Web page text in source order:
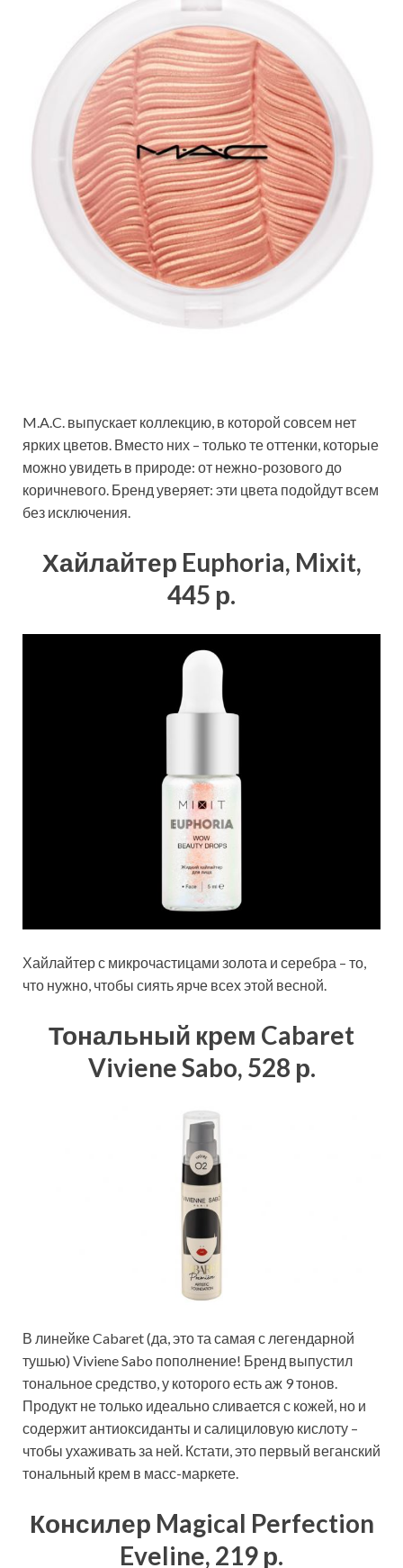
M.A.C. выпускает коллекцию, в которой совсем нет
ярких цветов. Вместо них – только те оттенки, которые
можно увидеть в природе: от нежно-розового до
коричневого. Бренд уверяет: эти цвета подойдут всем
без исключения.
Хайлайтер Euphoria, Mixit,
445 р.
Хайлайтер с микрочастицами золота и серебра – то,
что нужно, чтобы сиять ярче всех этой весной.
Тональный крем Cabaret
Viviene Sabo, 528 р.
В линейке Cabaret (да, это та самая с легендарной
тушью) Viviene Sabo пополнение! Бренд выпустил
тональное средство, у которого есть аж 9 тонов.
Продукт не только идеально сливается с кожей, но и
содержит антиоксиданты и салициловую кислоту –
чтобы ухаживать за ней. Кстати, это первый веганский
тональный крем в масс-маркете.
Консилер Magical Perfection
Eveline, 219 р.